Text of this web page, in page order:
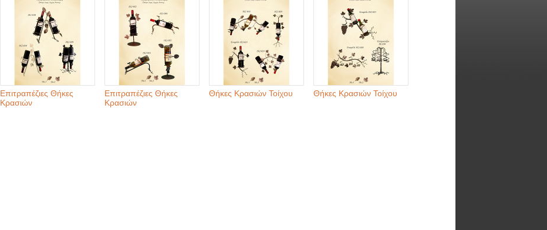
Επιτραπέζιες Θήκες
Κρασιών
Επιτραπέζιες Θήκες
Κρασιών
Θήκες Κρασιών Τοίχου Θήκες Κρασιών Τοίχου